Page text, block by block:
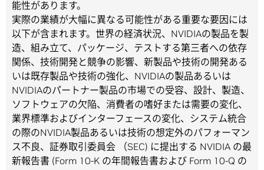
能性があります。
実際の業績が大幅に異なる可能性がある重要な要因には
以下が含まれます。世界の経済状況、NVIDIAの製品を製
造、組み立て、パッケージ、テストする第三者への依存
関係、技術開発と競争の影響、新製品や技術の開発ある
いは既存製品や技術の強化、NVIDIAの製品あるいは
NVIDIAのパートナー製品の市場での受容、設計、製造、
ソフトウェアの欠陥、消費者の嗜好または需要の変化、
業界標準およびインターフェースの変化、システム統合
の際のNVIDIA製品あるいは技術の想定外のパフォーマン
ス不良、証券取引委員会 （SEC) に提出する NVIDIA の最
新報告書 (Form 10-K の年間報告書および Form 10-Q の